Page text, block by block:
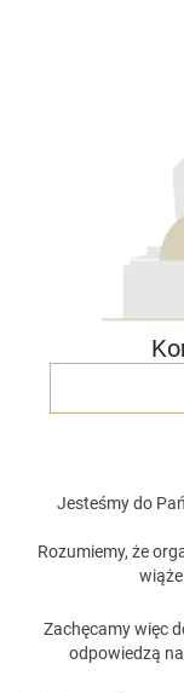
Jesteśmy do
Rozumiemy, że
Zachęcamy więc
odpowiedzą